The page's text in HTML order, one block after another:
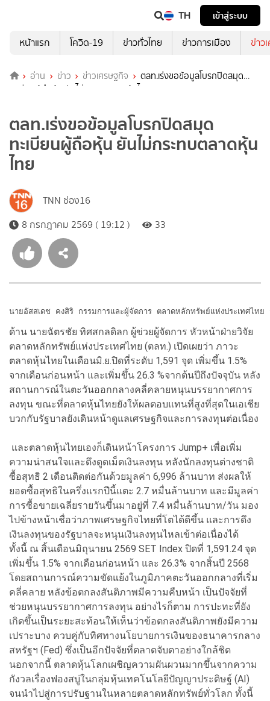
TH
เข้าสู่ระบบ
หน้าแรก
โควิด-19 ข่าวทั่วไทย ข่าวการเมือง ข่าว
อ่าน ข่าว ข่าวเศรษฐกิจ
ตลท.เร่งขอข้อมูลโบรกปิดสมุด
ทะเบียนผู้ถือหุ้น ยันไม่กระทบตลาดหุ้นไทย
ตลท.เร่งขอข้อมูลโบรกปิดสมุด
ทะเบียนผู้ถือหุ้น ยันไม่กระทบตลาดหุ้น
ไทย
TNN ช่อง16
8 กรกฎาคม 2569 ( 19:12 )
33
นายอัสสเดช คงสิริ กรรมการและผู้จัดการ ตลาดหลักทรัพย์แห่งประเทศไท
ด้าน นายฉัตรชัย ทิศสกลดิลก ผู้ข่วยผู้จัดการ หัวหน้าฝ่ายวิจัย
ตลาดหลักทรัพย์แห่งประเทศไทย (ตลท.) เปิดเผยว่า ภาวะ
ตลาดหุ้นไทยในเดือนมิ.ย.ปิดที่ระดับ 1,591 จุด เพิ่มขึ้น 1.5%
จากเดือนก่อนหน้า และเพิ่มขึ้น 26.3 %จากต้นปีถึงปัจจุบัน หลัง
สถานการณ์ในตะวันออกกลางคลี่คลายหนุนบรรยากาศการ
ลงทุน ขณะที่ตลาดหุ้นไทยยังให้ผลตอบแทนที่สูงที่สุดในเอเชีย
บวกกับรัฐบาลยังเดินหน้าดูแลเศรษฐกิจและการลงทุนต่อเนื่อง
และตลาดหุ้นไทยเองก็เดินหน้าโครงการ Jump+ เพื่อเพิ่ม
ความน่าสนใจและดึงดูดเม็ดเงินลงทุน หลังนักลงทุนต่างชาติ
ซื้อสุทธิ 2 เดือนติดต่อกันด้วยมูลค่า 6,996 ล้านบาท ส่งผลให้
ยอดซื้อสุทธิในครึ่งแรกปีนี้แตะ 2.7 หมื่นล้านบาท และมีมูลค่า
การซื้อขายเฉลี่ยรายวันขึ้นมาอยู่ที่ 7.4 หมื่นล้านบาท/วัน มอง
ไปข้างหน้าเชื่อว่าภาพเศรษฐกิจไทยที่โตได้ดีขึ้น และการดึง
เงินลงทุนของรัฐบาลจะหนุนเงินลงทุนไหลเข้าต่อเนื่องได้
ทั้งนี้ ณ สิ้นเดือนมิถุนายน 2569 SET Index ปิดที่ 1,591.24 จุด
เพิ่มขึ้น 1.5% จากเดือนก่อนหน้า และ 26.3% จากสิ้นปี 2568
โดยสถานการณ์ความขัดแย้งในภูมิภาคตะวันออกกลางที่เริ่ม
คลี่คลาย หลังข้อตกลงสันติภาพมีความคืบหน้า เป็นปัจจัยที่
ช่วยหนุนบรรยากาศการลงทุน อย่างไรก็ตาม การปะทะที่ยัง
เกิดขึ้นเป็นระยะสะท้อนให้เห็นว่าข้อตกลงสันติภาพยังมีความ
เปราะบาง ควบคู่กับทิศทางนโยบายการเงินของธนาคารกลาง
สหรัฐฯ (Fed) ซึ่งเป็นอีกปัจจัยที่ตลาดจับตาอย่างใกล้ชิด
นอกจากนี้ ตลาดหุ้นโลกเผชิญความผันผวนมากขึ้นจากความ
กังวลเรื่องฟองสบู่ในกลุ่มหุ้นเทคโนโลยีปัญญาประดิษฐ์ (AI)
จนนำไปสู่การปรับฐานในหลายตลาดหลักทรัพย์ทั่วโลก ทั้งนี้